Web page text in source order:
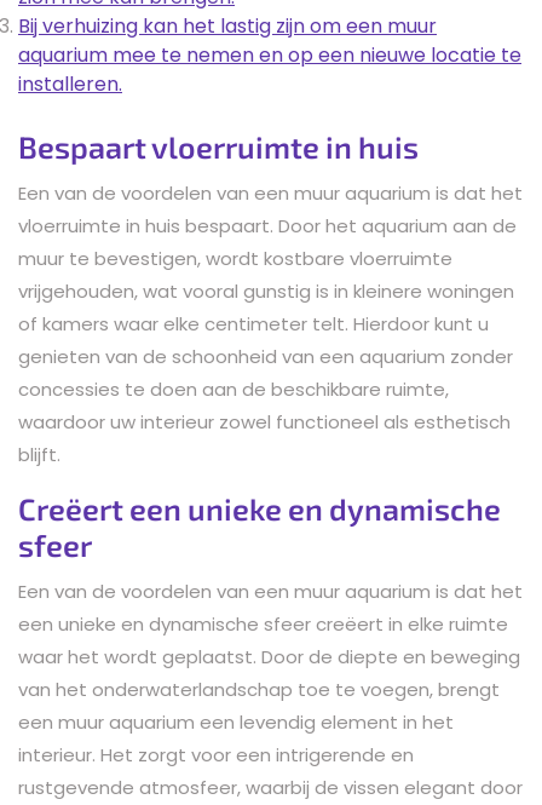
Bij verhuizing kan het lastig zijn om een muur
aquarium mee te nemen en op een nieuwe locatie te
installeren.
Bespaart vloerruimte in huis
Een van de voordelen van een muur aquarium is dat het
vloerruimte in huis bespaart. Door het aquarium aan de
muur te bevestigen, wordt kostbare vloerruimte
vrijgehouden, wat vooral gunstig is in kleinere woningen
of kamers waar elke centimeter telt. Hierdoor kunt u
genieten van de schoonheid van een aquarium zonder
concessies te doen aan de beschikbare ruimte,
waardoor uw interieur zowel functioneel als esthetisch
blijft.
Creëert een unieke en dynamische
sfeer
Een van de voordelen van een muur aquarium is dat het
een unieke en dynamische sfeer creëert in elke ruimte
waar het wordt geplaatst. Door de diepte en beweging
van het onderwaterlandschap toe te voegen, brengt
een muur aquarium een levendig element in het
interieur. Het zorgt voor een intrigerende en
rustgevende atmosfeer, waarbij de vissen elegant door